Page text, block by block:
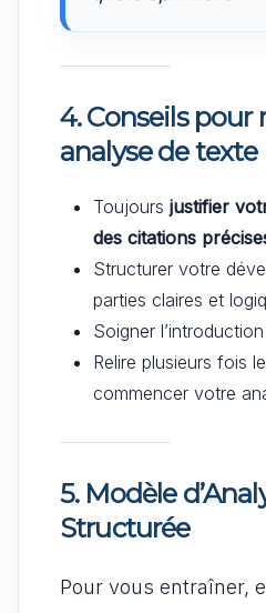
4. Conseils pour
analyse de texte
Toujours justifier
des citations
Structurer votre
parties claires et
Soigner
Relire plusieurs fois
commencer votre
5. Modèle
Structurée
Pour vous entraîner,